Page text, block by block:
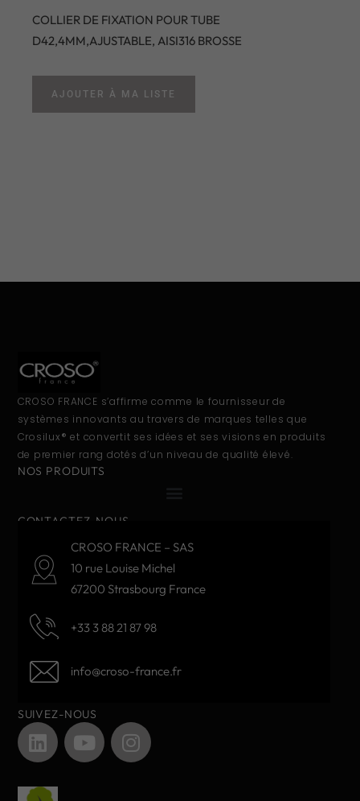
COLLIER DE FIXATION POUR TUBE
D42,4MM,AJUSTABLE, AISI316 BROSSE
AJOUTER À MA LISTE
CROSO FRANCE s’affirme comme le fournisseur de
systèmes innovants au travers de marques telles que
Crosilux® et convertit ses idées et ses visions en produits
de premier rang dotés d’un niveau de qualité élevé.
NOS PRODUITS
CONTACTEZ-NOUS
CROSO FRANCE – SAS
10 rue Louise Michel
67200 Strasbourg France
+33 3 88 21 87 98
info@croso-france.fr
SUIVEZ-NOUS